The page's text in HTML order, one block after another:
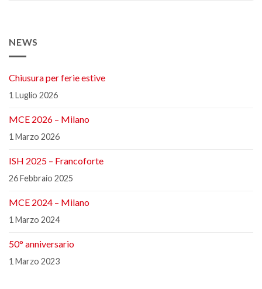
NEWS
Chiusura per ferie estive
1 Luglio 2026
MCE 2026 – Milano
1 Marzo 2026
ISH 2025 – Francoforte
26 Febbraio 2025
MCE 2024 – Milano
1 Marzo 2024
50° anniversario
1 Marzo 2023